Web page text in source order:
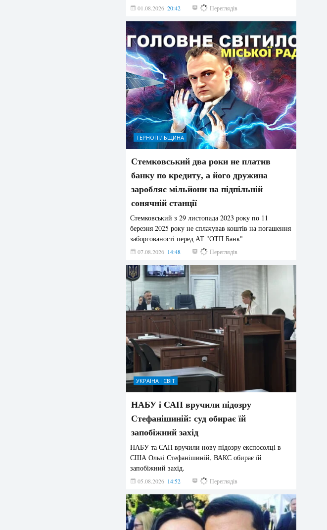
01.08.2026 20:42 186 Переглядів
ТЕРНОПІЛЬЩИНА
Стемковський два роки не платив
банку по кредиту, а його дружина
заробляє мільйони на підпільній
сонячній станції
Стемковський з 29 листопада 2023 року по 11
березня 2025 року не сплачував коштів на погашення
заборгованості перед АТ "ОТП Банк"
07.08.2026 14:48 158 Переглядів
УКРАЇНА І СВІТ
НАБУ і САП вручили підозру
Стефанішиній: суд обирає їй
запобіжний захід
НАБУ та САП вручили нову підозру експосолці в
США Ользі Стефанішиній, ВАКС обирає їй
запобіжний захід.
05.08.2026 14:52 149 Переглядів